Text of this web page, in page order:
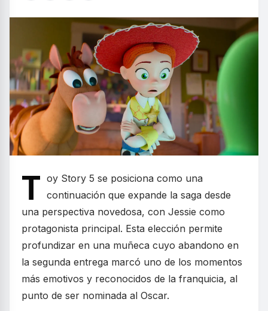
T oy Story 5 se posiciona como una
continuación que expande la saga desde
una perspectiva novedosa, con Jessie como
protagonista principal. Esta elección permite
profundizar en una muñeca cuyo abandono en
la segunda entrega marcó uno de los momentos
más emotivos y reconocidos de la franquicia, al
punto de ser nominada al Oscar.